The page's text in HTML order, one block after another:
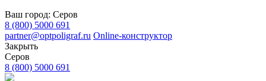
Ваш город: Серов
8 (800) 5000 691
partner@optpoligraf.ru Online-конструктор
Закрыть
Серов
8 (800) 5000 691